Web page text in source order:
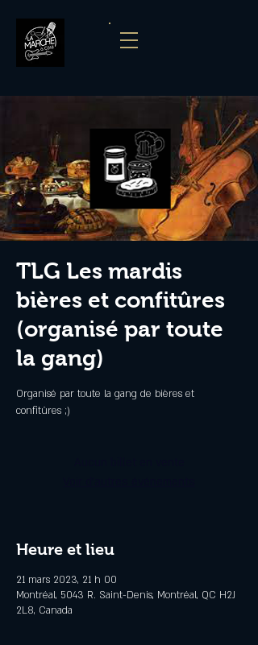
TLG Les mardis
bières et confitûres
(organisé par toute
la gang)
Organisé par toute la gang de bières et
confitûres ;)
Heure et lieu
21 mars 2023, 21 h 00
Montréal, 5043 R. Saint-Denis, Montréal, QC H2J
2L8, Canada